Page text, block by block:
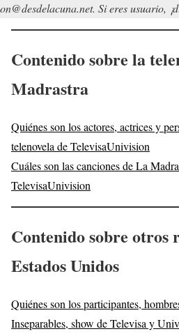
Si eres usuario,
Contenido sobre la
Madrastra
Quiénes son los actores, actrices y
telenovela de TelevisaUnivision
Cuáles son las canciones de La
TelevisaUnivision
Contenido sobre otros
Estados Unidos
Quiénes son los participantes,
Inseparables, show de Televisa y